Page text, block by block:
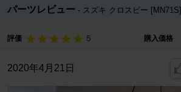
パーツレビュー スズキ クロスビー [MN71S]
評価 5 購入価格
2020年4月21日